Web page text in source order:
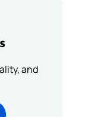
and